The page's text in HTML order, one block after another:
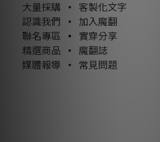
大量採購 •
客製化文字
認識我們 •
加入魔翻
聯名專區 •
實穿分享
精選商品 • 魔翻誌
媒體報導
• 常見問題